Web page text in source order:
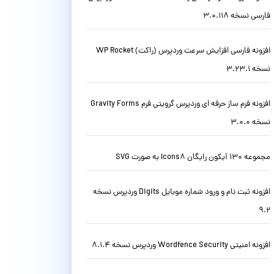
فارسی نسخه 3.0.118
افزونه فارسی افزایش سرعت وردپرس (راکت) WP Rocket
نسخه 3.23.1
افزونه فرم ساز حرفه ای وردپرس گرویتی فرم Gravity Forms
نسخه 3.0.0
مجموعه 130 آیکون رایگان Icons8 به صورت SVG
افزونه ثبت نام و ورود شماره موبایل Digits وردپرس نسخه
9.2
افزونه امنیتی Wordfence Security وردپرس نسخه 8.1.4